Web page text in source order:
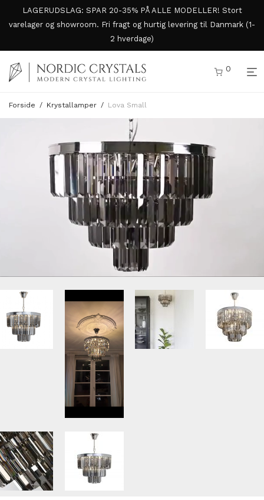
LAGERUDSLAG: SPAR 20-35% PÅ ALLE MODELLER! Stort
varelager og showroom. Fri fragt og hurtig levering til Danmark (1-
2 hverdage)
0
Forside / Krystallamper / Lova Small